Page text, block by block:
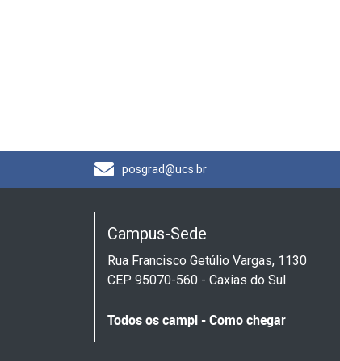
posgrad@ucs.br
Campus-Sede
Rua Francisco Getúlio Vargas, 1130
CEP 95070-560 - Caxias do Sul
Todos os campi - Como chegar